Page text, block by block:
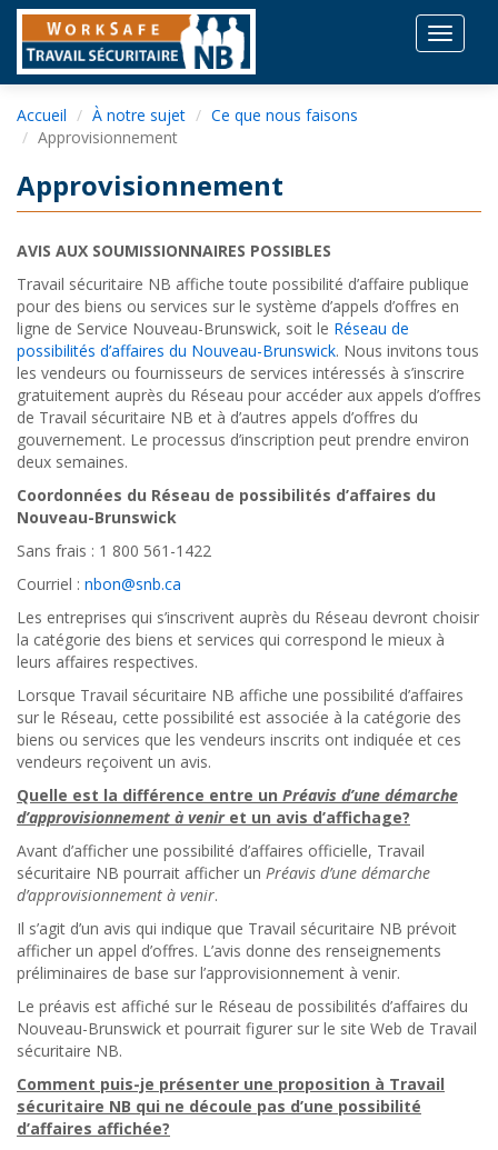
Toggle
Accueil À notre sujet
Ce que nous faisons
Approvisionnement
Approvisionnement
AVIS AUX SOUMISSIONNAIRES POSSIBLES
Travail sécuritaire NB affiche toute possibilité d’affaire publique
pour des biens ou services sur le système d’appels d’offres en
ligne de Service Nouveau-Brunswick, soit le Réseau de
possibilités d’affaires du Nouveau-Brunswick. Nous invitons tous
les vendeurs ou fournisseurs de services intéressés à s’inscrire
gratuitement auprès du Réseau pour accéder aux appels d’offres
de Travail sécuritaire NB et à d’autres appels d’offres du
gouvernement. Le processus d’inscription peut prendre environ
deux semaines.
Coordonnées du Réseau de possibilités d’affaires du
Nouveau-Brunswick
Sans frais : 1 800 561-1422
Courriel : nbon@snb.ca
Les entreprises qui s’inscrivent auprès du Réseau devront choisir
la catégorie des biens et services qui correspond le mieux à
leurs affaires respectives.
Lorsque Travail sécuritaire NB affiche une possibilité d’affaires
sur le Réseau, cette possibilité est associée à la catégorie des
biens ou services que les vendeurs inscrits ont indiquée et ces
vendeurs reçoivent un avis.
Quelle est la différence entre un Préavis d’une démarche
d’approvisionnement à veniret un avis d’affichage?
Avant d’afficher une possibilité d’affaires officielle, Travail
sécuritaire NB pourrait afficher un Préavis d’une démarche
d’approvisionnement à venir.
Il s’agit d’un avis qui indique que Travail sécuritaire NB prévoit
afficher un appel d’offres. L’avis donne des renseignements
préliminaires de base sur l’approvisionnement à venir.
Le préavis est affiché sur le Réseau de possibilités d’affaires du
Nouveau-Brunswick et pourrait figurer sur le site Web de Travail
sécuritaire NB.
Comment puis-je présenter une proposition à Travail
sécuritaire NB qui ne découle pas d’une possibilité
d’affaires affichée?